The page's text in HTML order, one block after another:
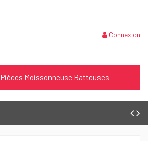
Connexion
Pièces Moissonneuse Batteuses